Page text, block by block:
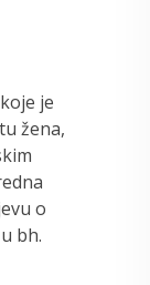
je
žena,
o
bh.